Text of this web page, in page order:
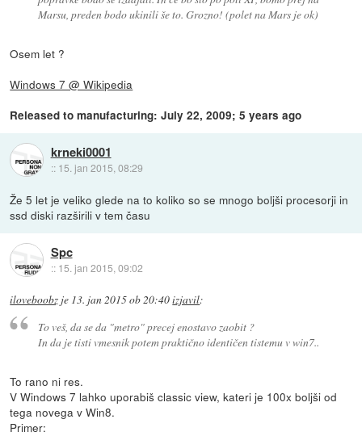
Marsu, preden bodo ukinili še to. Grozno! (polet na Mars je ok)
Osem let ?
Windows 7 @ Wikipedia
Released to manufacturing: July 22, 2009; 5 years ago
krneki0001
:: 15. jan 2015, 08:29
Že 5 let je veliko glede na to koliko so se mnogo boljši procesorji in
ssd diski razširili v tem času
Spc
:: 15. jan 2015, 09:02
iloveboobz je 13. jan 2015 ob 20:40izjavil:
To veš, da se da "metro" precej enostavo zaobit ?
In da je tisti vmesnik potem praktično identičen tistemu v win7..
To rano ni res.
V Windows 7 lahko uporabiš classic view, kateri je 100x boljši od
tega novega v Win8.
Primer: